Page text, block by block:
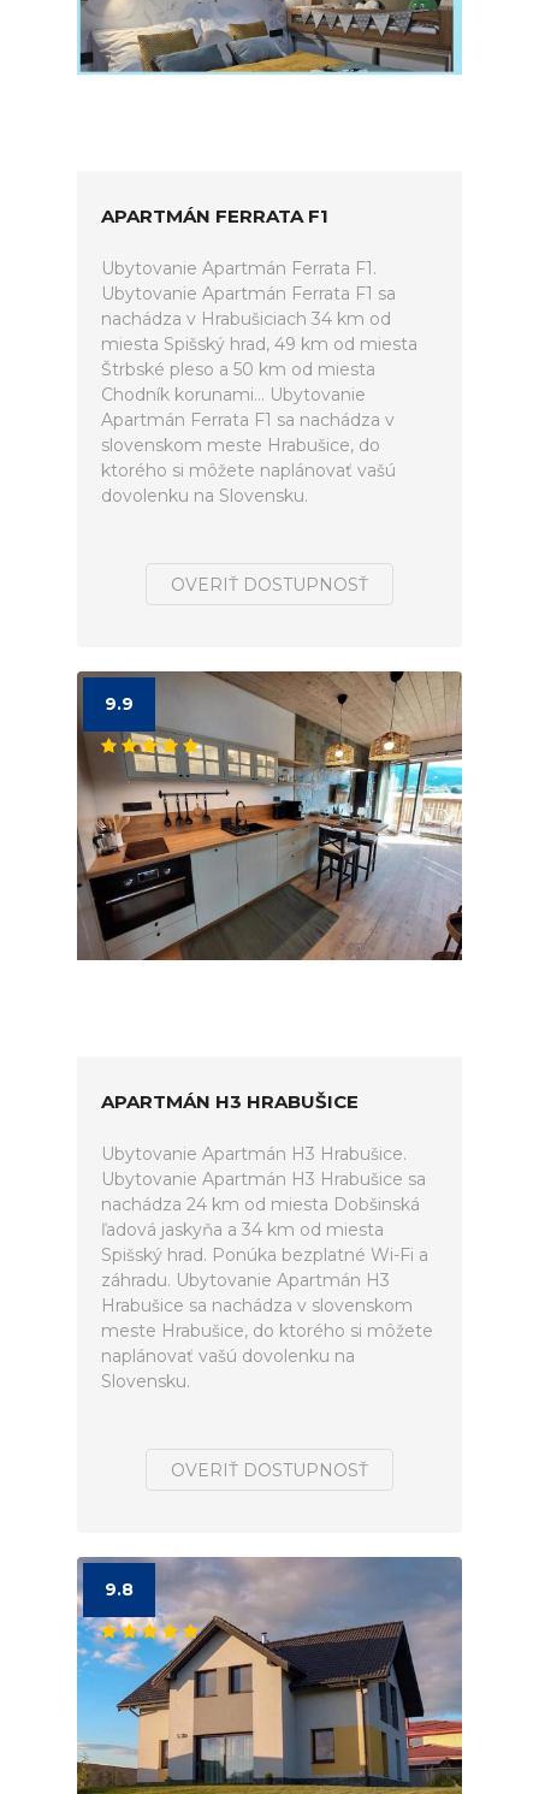
APARTMÁN FERRATA F1
Ubytovanie Apartmán Ferrata F1.
Ubytovanie Apartmán Ferrata F1 sa
nachádza v Hrabušiciach 34 km od
miesta Spišský hrad, 49 km od miesta
Štrbské pleso a 50 km od miesta
Chodník korunami... Ubytovanie
Apartmán Ferrata F1 sa nachádza v
slovenskom meste Hrabušice, do
ktorého si môžete naplánovať vašú
dovolenku na Slovensku.
OVERIŤ DOSTUPNOSŤ
9.9
APARTMÁN H3 HRABUŠICE
Ubytovanie Apartmán H3 Hrabušice.
Ubytovanie Apartmán H3 Hrabušice sa
nachádza 24 km od miesta Dobšinská
ľadová jaskyňa a 34 km od miesta
Spišský hrad. Ponúka bezplatné Wi-Fi a
záhradu. Ubytovanie Apartmán H3
Hrabušice sa nachádza v slovenskom
meste Hrabušice, do ktorého si môžete
naplánovať vašú dovolenku na
Slovensku.
OVERIŤ DOSTUPNOSŤ
9.8